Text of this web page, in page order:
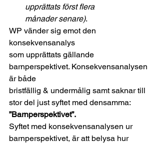
upprättats först flera
månader senare).
WP vänder sig emot den
konsekvensanalys
som upprättats gällande
barnperspektivet. Konsekvensanalysen
är både
bristfällig & undermålig samt saknar till
stor del just syftet med densamma:
”Barnperspektivet”.
Syftet med konsekvensanalysen ur
barnperspektivet, är att belysa hur